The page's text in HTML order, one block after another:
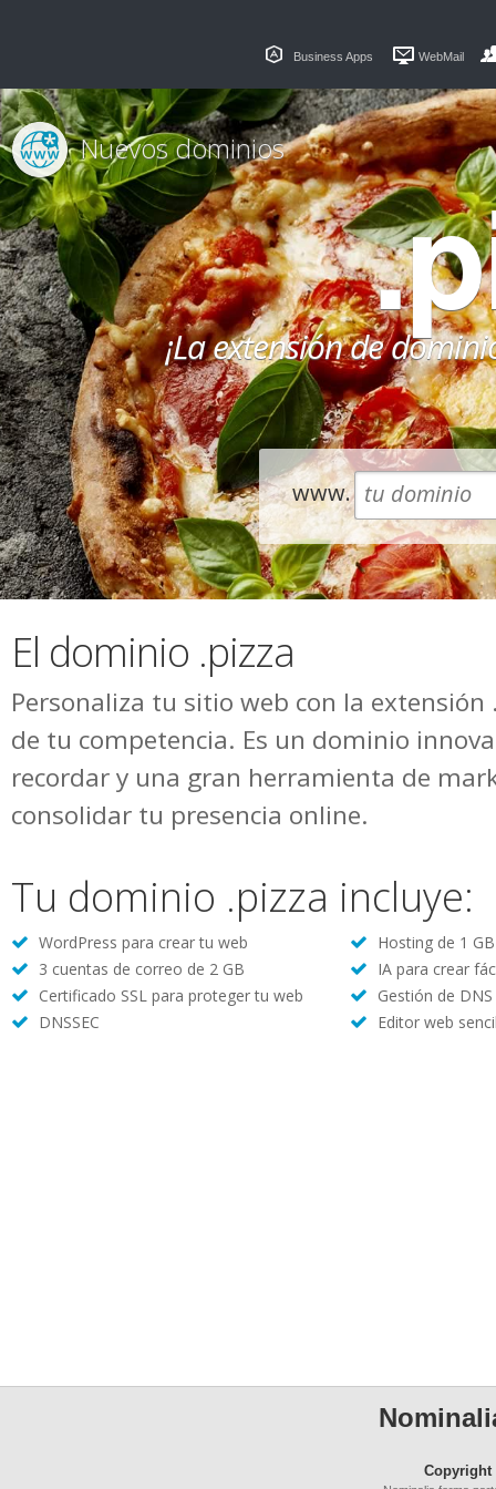
Business Apps WebMail
¡La extensión de
Nuevos dominios
www.
El dominio .pizza
Personaliza tu sitio web con la
de tu competencia. Es un dominio
recordar y una gran herramienta de
consolidar tu presencia online.
Tu dominio .pizza incluye:
WordPress para crear tu web
Hosting de 1
3 cuentas de correo de 2 GB
IA para crear
Certificado SSL para proteger tu web
Gestión de DNS
DNSSEC
Editor web
Copyright